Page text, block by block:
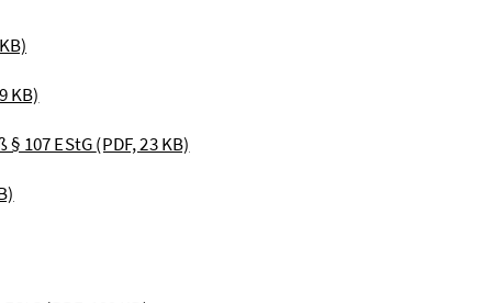
KB)
107 EStG(PDF, 23 KB)